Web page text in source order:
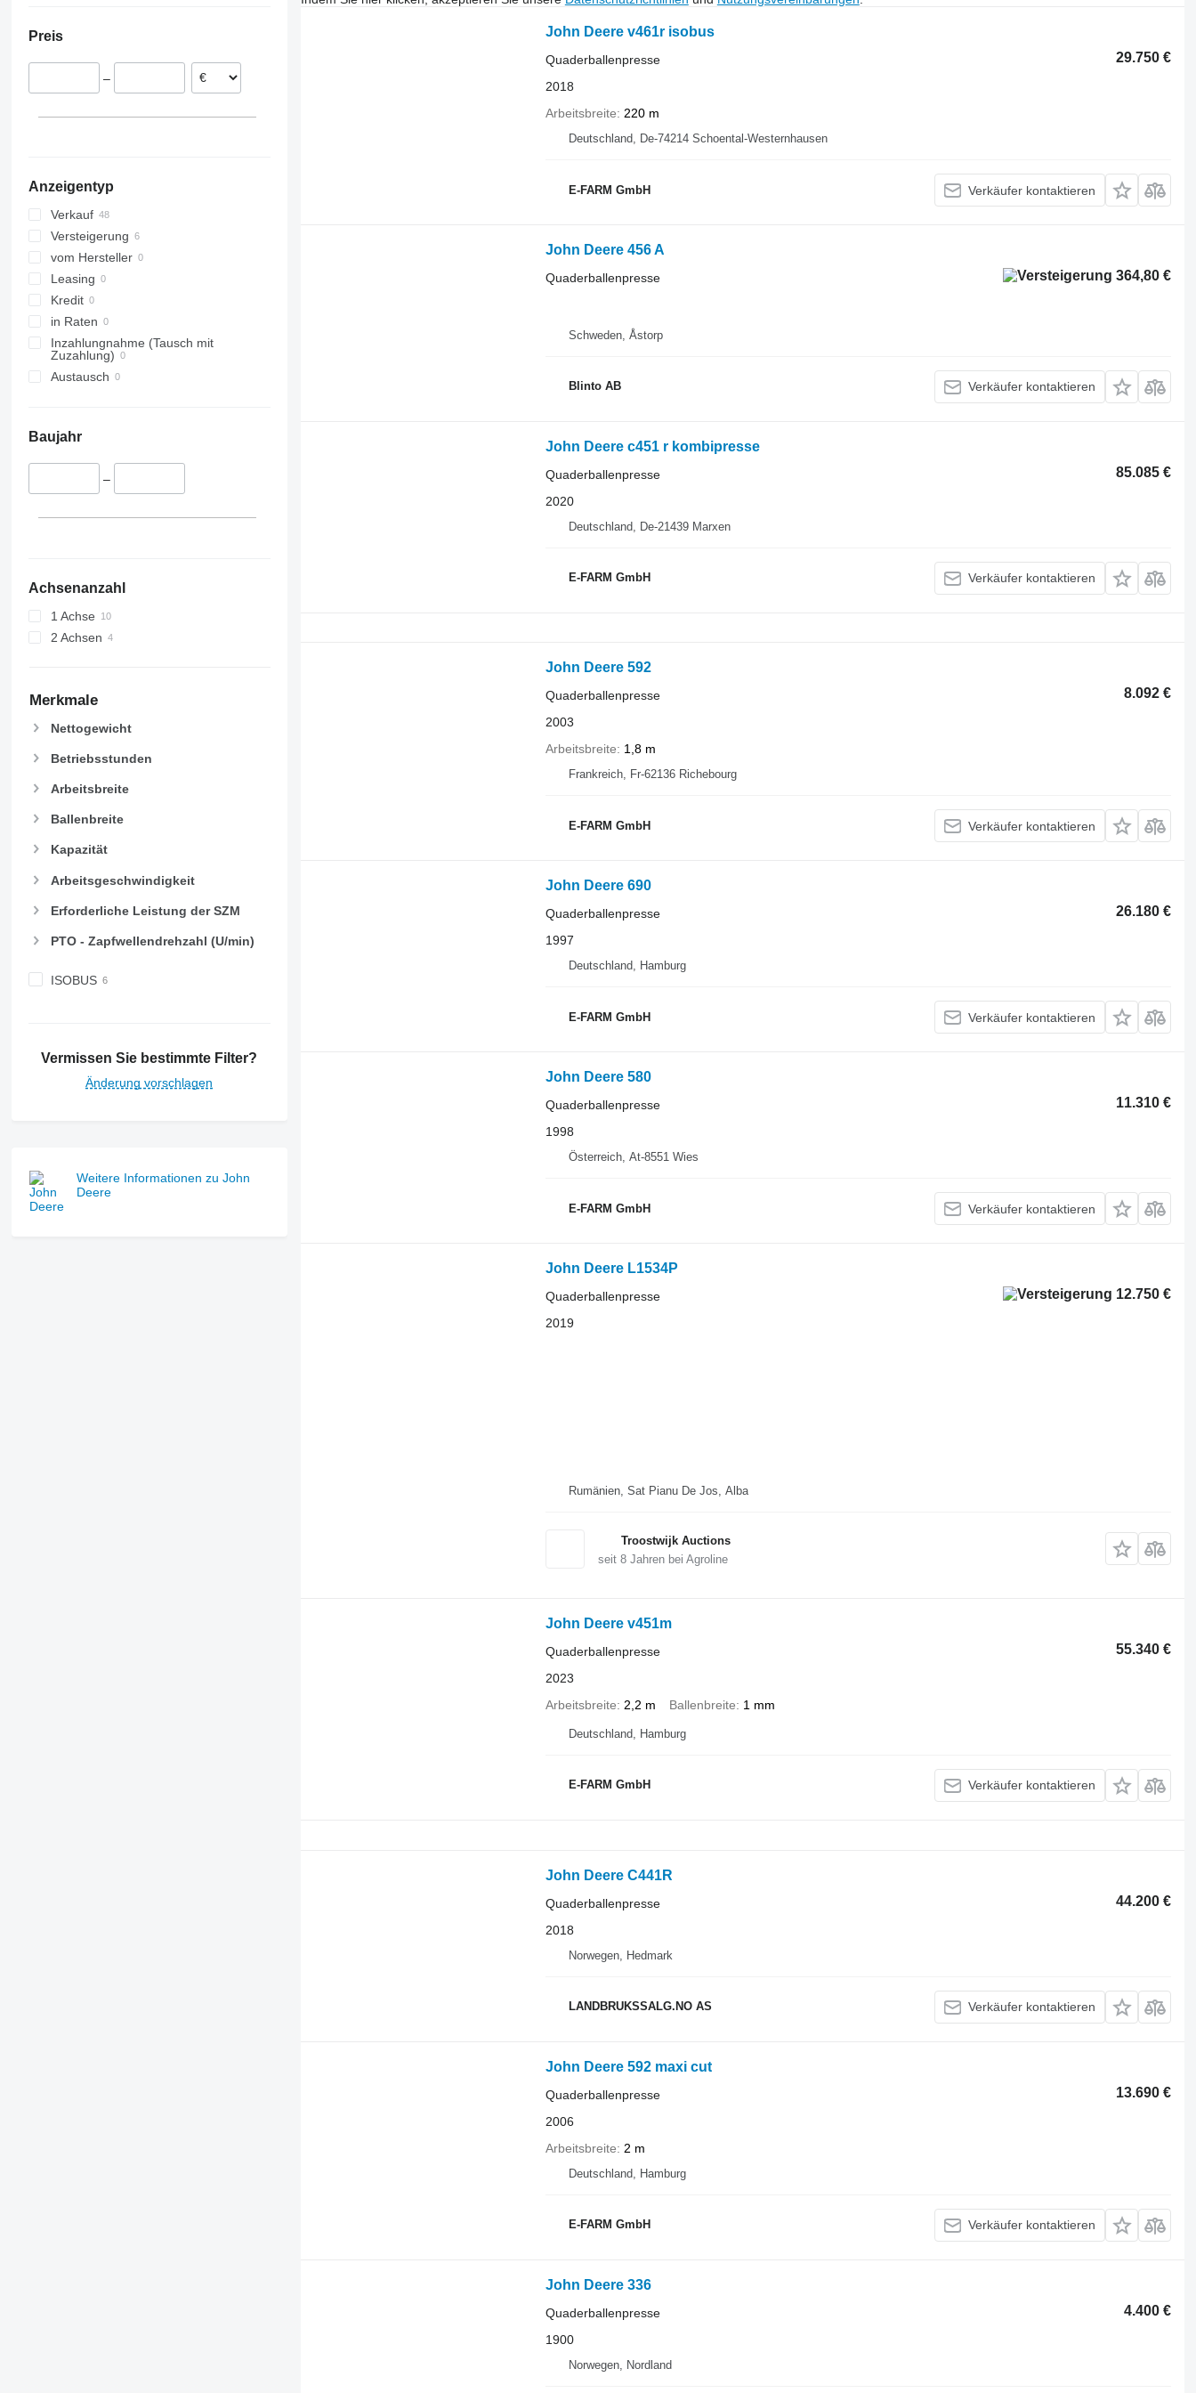
Rumänien
Schweden
Preis
–
Anzeigentyp
Verkauf
Versteigerung
vom Hersteller
Leasing
Kredit
in Raten
Inzahlungnahme (Tausch mit
Zuzahlung)
Austausch
Baujahr
–
Achsenanzahl
1 Achse
2 Achsen
Merkmale
Nettogewicht
Betriebsstunden
Arbeitsbreite
Ballenbreite
Kapazität
Arbeitsgeschwindigkeit
Erforderliche Leistung der SZM
PTO - Zapfwellendrehzahl (U/min)
ISOBUS
Vermissen Sie bestimmte Filter?
Änderung vorschlagen
Weitere Informationen zu John
Deere
John Deere v461r isobus
29.750 €
Quaderballenpresse
2018
Arbeitsbreite
220 m
Deutschland, De-74214 Schoental-Westernhausen
E-FARM GmbH Verkäufer kontaktieren
John Deere 456 A
364,80 €
Quaderballenpresse
Schweden, Åstorp
Blinto AB Verkäufer kontaktieren
John Deere c451 r kombipresse
85.085 €
Quaderballenpresse
2020
Deutschland, De-21439 Marxen
E-FARM GmbH Verkäufer kontaktieren
John Deere 592
8.092 €
Quaderballenpresse
2003
Arbeitsbreite
1,8 m
Frankreich, Fr-62136 Richebourg
E-FARM GmbH Verkäufer kontaktieren
John Deere 690
26.180 €
Quaderballenpresse
1997
Deutschland, Hamburg
E-FARM GmbH Verkäufer kontaktieren
John Deere 580
11.310 €
Quaderballenpresse
1998
Österreich, At-8551 Wies
E-FARM GmbH Verkäufer kontaktieren
John Deere L1534P
12.750 €
Quaderballenpresse
2019
Rumänien, Sat Pianu De Jos, Alba
Troostwijk Auctions
seit 8Jahren bei Agroline
John Deere v451m
55.340 €
Quaderballenpresse
2023
Arbeitsbreite
2,2 m Ballenbreite 1 mm
Deutschland, Hamburg
E-FARM GmbH Verkäufer kontaktieren
John Deere C441R
44.200 €
Quaderballenpresse
2018
Norwegen, Hedmark
LANDBRUKSSALG.NO AS Verkäufer kontaktieren
John Deere 592 maxi cut
13.690 €
Quaderballenpresse
2006
Arbeitsbreite
2 m
Deutschland, Hamburg
E-FARM GmbH Verkäufer kontaktieren
John Deere 336
4.400 €
Quaderballenpresse
1900
Norwegen, Nordland